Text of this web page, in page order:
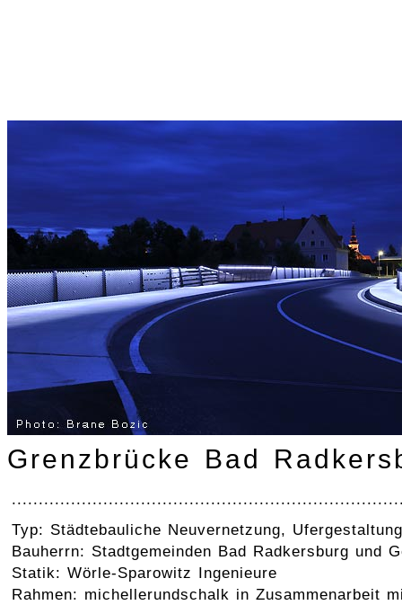
Grenzbrücke Bad
Typ: Städtebauliche Neuvernetzung,
Bauherrn: Stadtgemeinden Bad Radkersburg und
Statik: Wörle-Sparowitz Ingenieure
Rahmen: michellerundschalk in Zusammenarbeit